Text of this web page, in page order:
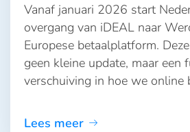
Vanaf januari 2026 start
overgang van iDEAL naar
Europese betaalplatform.
geen kleine update, maar een
verschuiving in hoe we online
Lees meer